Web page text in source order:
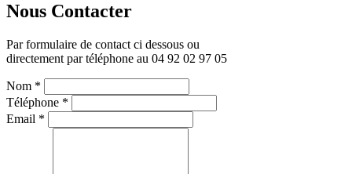
Nous Contacter
Par formulaire de contact ci dessous ou
directement par téléphone au 04 92 02 97 05
Nom *
Téléphone *
Email *